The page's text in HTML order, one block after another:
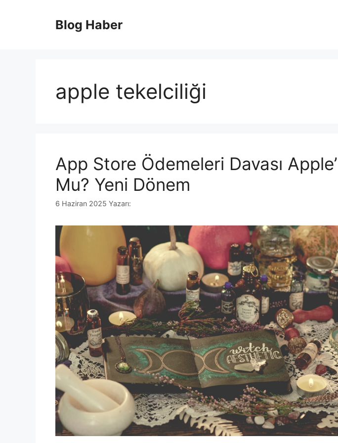
Blog Haber
apple tekelciliği
App Store Ödemeleri Davası
Mu? Yeni Dönem
6 Haziran 2025 Yazarı: